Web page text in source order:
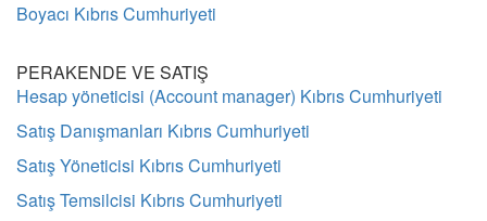
Boyacı Kıbrıs Cumhuriyeti
PERAKENDE VE SATIŞ
Hesap yöneticisi (Account manager) Kıbrıs Cumhuriyeti
Satış Danışmanları Kıbrıs Cumhuriyeti
Satış Yöneticisi Kıbrıs Cumhuriyeti
Satış Temsilcisi Kıbrıs Cumhuriyeti